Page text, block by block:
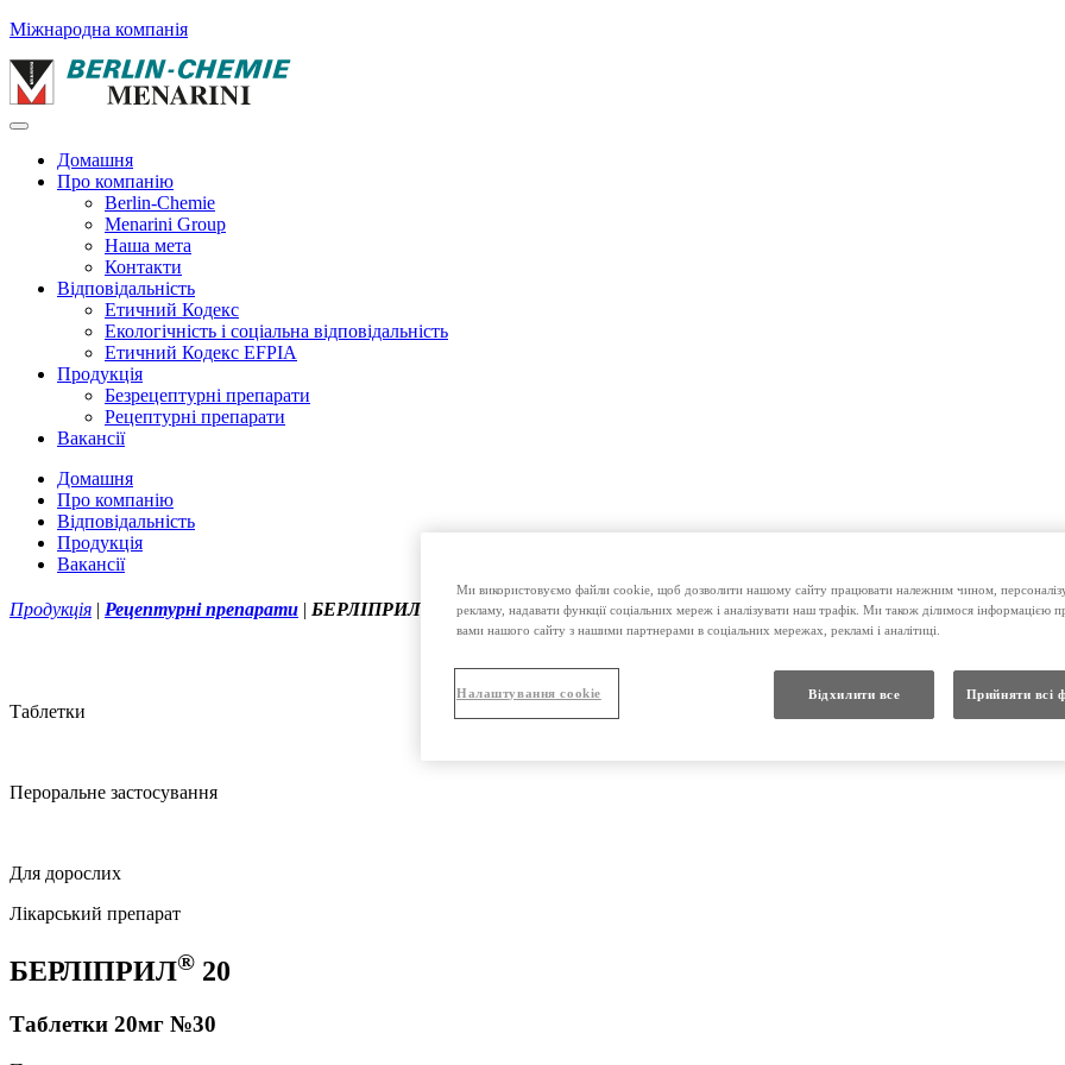
Міжнародна компанія
Домашня
Про компанію
Berlin-Chemie
Menarini Group
Наша мета
Контакти
Відповідальність
Етичний Кодекс
Екологічність і соціальна відповідальність
Етичний Кодекс EFPIA
Продукція
Безрецептурні препарати
Рецептурні препарати
Вакансії
Домашня
Про компанію
Відповідальність
Продукція
Вакансії
Продукція | Рецептурні препарати | БЕРЛІПРИЛ 20 таблетки 20мг №30
Таблетки
Пероральне застосування
Для дорослих
Лікарський препарат
БЕРЛІПРИЛ® 20
Таблетки 20мг №30
Ми використовуємо файли cookie, щоб дозволити нашому сайту працювати належним чином,
рекламу, надавати функції соціальних мереж і аналізувати наш трафік. Ми також ділимося інформацією
вами нашого сайту з нашими партнерами в соціальних мережах, рекламі і аналітиці.
Відхилити все Прийняти всі
Налаштування cookie